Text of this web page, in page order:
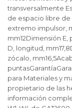
transversalmente
de espacio libre de
extremo impulsor,
mm12Dimensión
D, longitud,
zócalo,
para Materiales y
propietario de las
información